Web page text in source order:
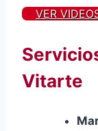
VER
Vitarte